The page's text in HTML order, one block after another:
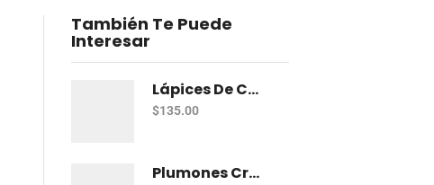
También Te Puede
Interesar
Lápices De Colores Prismacolor Junior Con 12 Dual
$135.00
Plumones Crayola Súper Tips Con 50